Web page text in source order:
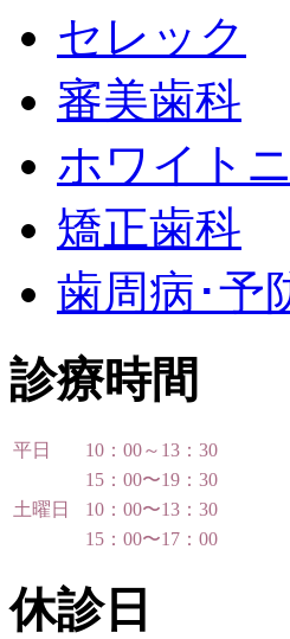
セレック
審美歯科
ホワイト
矯正歯科
歯周病･予
診療時間
平日
10：00～13：30
15：00〜19：30
土曜日
10：00〜13：30
15：00〜17：00
休診日